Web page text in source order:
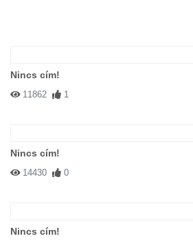
Nincs cím!
11862 1
Nincs cím!
14430 0
Nincs cím!